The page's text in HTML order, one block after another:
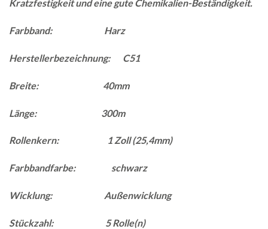
Kratzfestigkeit und eine gute Chemikalien-Beständigkeit.
Farbband: Harz
Herstellerbezeichnung: C51
Breite: 40mm
Länge: 300m
Rollenkern: 1 Zoll (25,4mm)
Farbbandfarbe: schwarz
Wicklung: Außenwicklung
Stückzahl: 5 Rolle(n)